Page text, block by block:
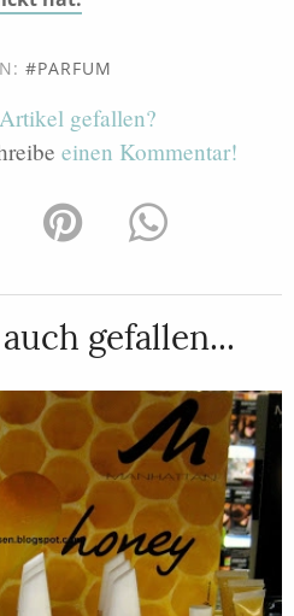
PARFUM
gefallen?
einen Kommentar!
gefallen...